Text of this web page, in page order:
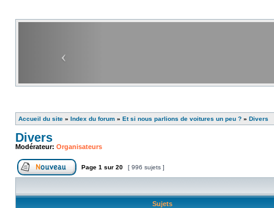
Accueil du site » Index du forum » Et si nous parlions de voitures un peu ? » Divers
Divers
Modérateur: Organisateurs
Page 1 sur 20 [ 996 sujets ]
Sujets